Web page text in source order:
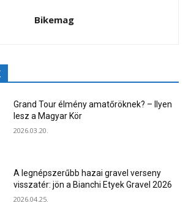
Bikemag
Grand Tour élmény amatőröknek? – Ilyen
lesz a Magyar Kör
2026.03.20.
A legnépszerűbb hazai gravel verseny
visszatér: jön a Bianchi Etyek Gravel 2026
2026.04.25.